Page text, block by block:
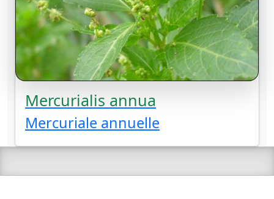
Mercurialis annua
Mercuriale annuelle